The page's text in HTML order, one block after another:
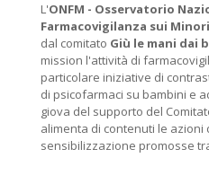
L'ONFM - Osservatorio
Farmacovigilanza sui Minori
dal comitato Giù le mani dai
mission l'attività di
particolare iniziative di
di psicofarmaci su bambini e
giova del supporto del
alimenta di contenuti le azioni
sensibilizzazione promosse